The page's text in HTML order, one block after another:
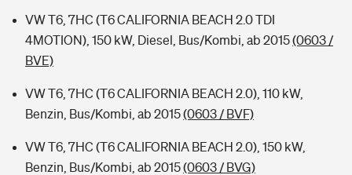
VW T6, 7HC (T6 CALIFORNIA BEACH 2.0 TDI
4MOTION), 150 kW, Diesel, Bus/Kombi, ab 2015(0603 /
BVE)
VW T6, 7HC (T6 CALIFORNIA BEACH 2.0), 110 kW,
Benzin, Bus/Kombi, ab 2015(0603 / BVF)
VW T6, 7HC (T6 CALIFORNIA BEACH 2.0), 150 kW,
Benzin, Bus/Kombi, ab 2015(0603 / BVG)